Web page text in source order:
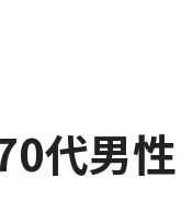
代男性